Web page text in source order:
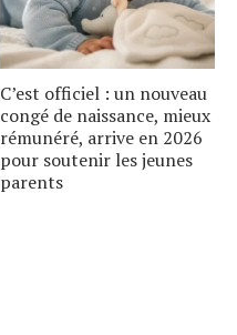
C’est officiel : un nouveau
congé de naissance, mieux
rémunéré, arrive en 2026
pour soutenir les jeunes
parents